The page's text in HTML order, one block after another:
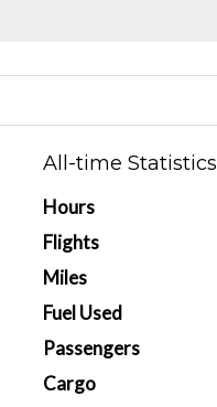
All-time Statistics
Hours
Flights
Miles
Fuel Used
Passengers
Cargo